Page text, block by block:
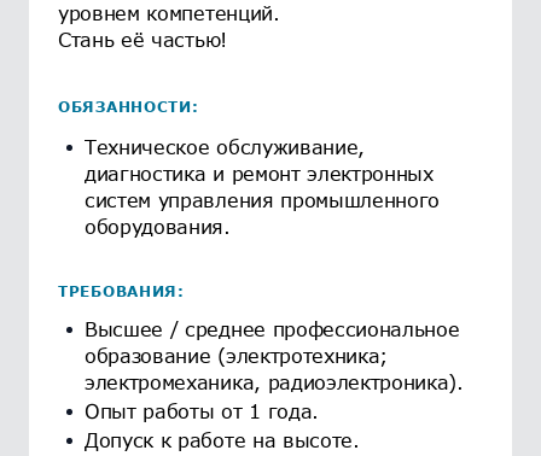
уровнем компетенций.
Стань её частью!
ОБЯЗАННОСТИ:
Техническое обслуживание,
диагностика и ремонт электронных
систем управления промышленного
оборудования.
ТРЕБОВАНИЯ:
Высшее / среднее профессиональное
образование (электротехника;
электромеханика, радиоэлектроника).
Опыт работы от 1 года.
Допуск к работе на высоте.